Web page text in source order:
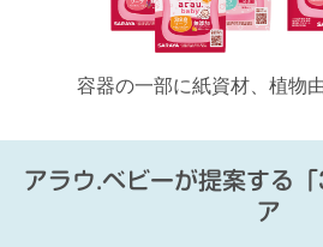
容器の一部に紙資材、植物
アラウ.ベビーが提案する
ア